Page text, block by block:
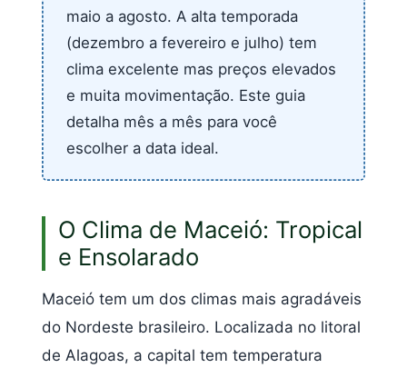
maio a agosto. A alta temporada
(dezembro a fevereiro e julho) tem
clima excelente mas preços elevados
e muita movimentação. Este guia
detalha mês a mês para você
escolher a data ideal.
O Clima de Maceió: Tropical
e Ensolarado
Maceió tem um dos climas mais agradáveis
do Nordeste brasileiro. Localizada no litoral
de Alagoas, a capital tem temperatura